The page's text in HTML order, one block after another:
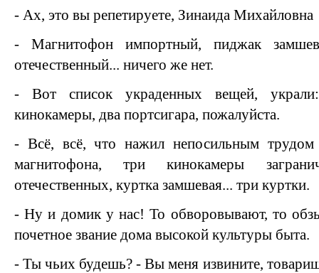
- Ах, это вы репетируете, Зинаида Михайловна
- Магнитофон импортный, пиджак
отечественный... ничего же нет.
- Вот список украденных вещей,
кинокамеры, два портсигара, пожалуйста.
- Всё, всё, что нажил непосильным
магнитофона, три кинокамеры
отечественных, куртка замшевая... три куртки.
- Ну и домик у нас! То обворовывают, то
почетное звание дома высокой культуры быта.
- Ты чьих будешь? - Вы меня извините, товарищ